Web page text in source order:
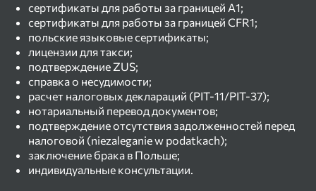
сертификаты для работы за границей А1;
сертификаты для работы за границей CFR1;
польские языковые сертификаты;
лицензии для такси;
подтверждение ZUS;
справка о несудимости;
расчет налоговых деклараций (PIT-11/PIT-37);
нотариальный перевод документов;
подтверждение отсутствия задолженностей перед
налоговой (niezaleganie w podatkach);
заключение брака в Польше;
индивидуальные консультации.